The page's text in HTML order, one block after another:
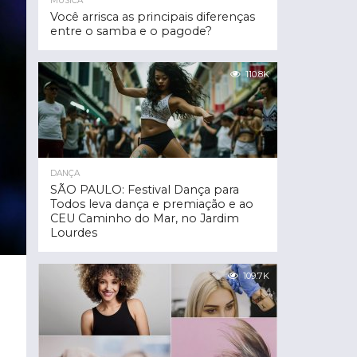
Você arrisca as principais diferenças
entre o samba e o pagode?
110.8K
DANÇA
SÃO PAULO: Festival Dança para
Todos leva dança e premiação e ao
CEU Caminho do Mar, no Jardim
Lourdes
109.7K